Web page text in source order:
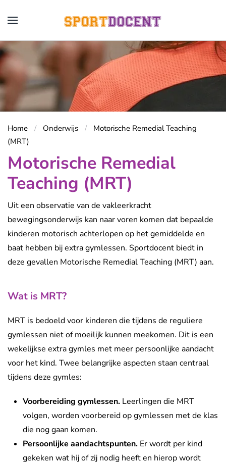
Overslaan en naar de inhoud gaan
Home Onderwijs
Motorische Remedial Teaching
(MRT)
Motorische Remedial
Teaching (MRT)
Uit een observatie van de vakleerkracht
bewegingsonderwijs kan naar voren komen dat bepaalde
kinderen motorisch achterlopen op het gemiddelde en
baat hebben bij extra gymlessen. Sportdocent biedt in
deze gevallen Motorische Remedial Teaching (MRT) aan.
Wat is MRT?
MRT is bedoeld voor kinderen die tijdens de reguliere
gymlessen niet of moeilijk kunnen meekomen. Dit is een
wekelijkse extra gymles met meer persoonlijke aandacht
voor het kind. Twee belangrijke aspecten staan centraal
tijdens deze gymles:
Voorbereiding gymlessen. Leerlingen die MRT
volgen, worden voorbereid op gymlessen met de klas
die nog gaan komen.
Persoonlijke aandachtspunten. Er wordt per kind
gekeken wat hij of zij nodig heeft en hierop wordt